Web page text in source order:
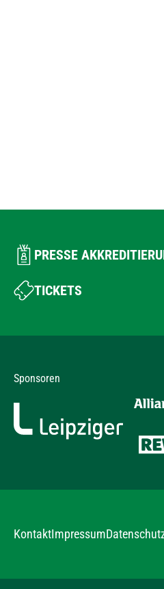
PRESSE
TICKETS
Sponsoren
KontaktImpressum